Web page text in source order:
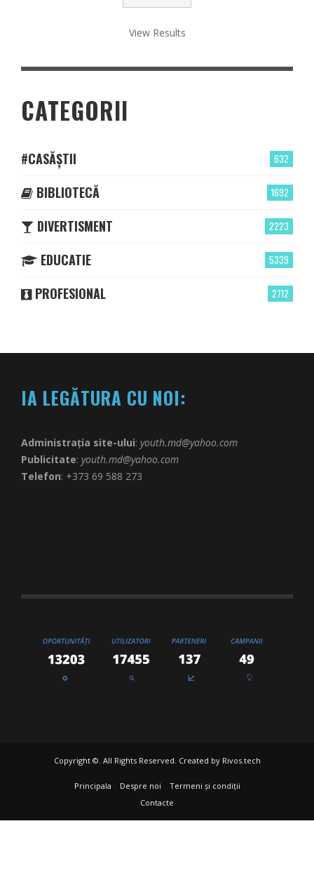
View Results
CATEGORII
632
#CASĂȘTII
1692
BIBLIOTECĂ
2223
DIVERTISMENT
5339
EDUCATIE
2712
PROFESIONAL
IA LEGĂTURA CU NOI:
Administrația site-ului: youth.md@yahoo.com
Publicitate: youth.md@yahoo.com
Telefon: +373 69 588 273
Copyright ©. All Rights Reserved. Created by Rivos.tech
Principala Despre noi
Termeni și condiții
Contacte